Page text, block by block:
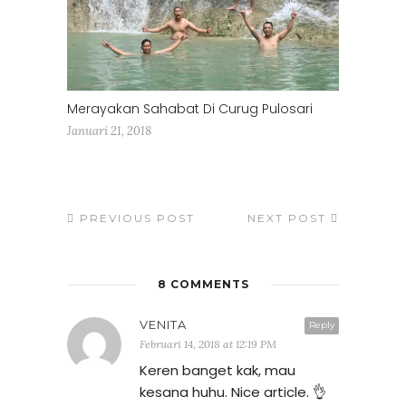
Merayakan Sahabat Di Curug Pulosari
Januari 21, 2018
PREVIOUS POST NEXT POST
8 COMMENTS
Reply
VENITA
Februari 14, 2018 at 12:19 PM
Keren banget kak, mau
kesana huhu. Nice article. 👌